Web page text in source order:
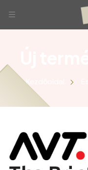
Kezdőoldal